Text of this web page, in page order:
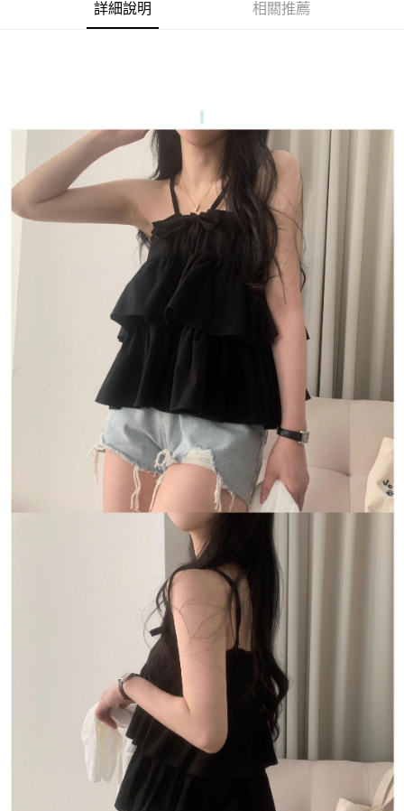
１．簡單：不需註冊會員、不需綁卡、不需儲值。
２．便利：只要手機號碼，簡訊認證，即可結帳。
３．安心：先確認商品／服務後，再付款。
【「AFTEE先享後付」結帳流程】
１．於結帳方式選擇「AFTEE先享後付」後，將跳轉至「AFTEE先享後付」
結帳頁面，進行簡訊認證並確認金額後，即可完成結帳。
２．訂單成立數日內，您將收到繳費通知簡訊。
３．收到繳費通知簡訊後14天內，點擊此簡訊中的連結，可透過四大超商／
ATM／網路銀行／等多元方式進行付款，方視為交易完成。
※ 請注意：結帳手續完成當下不需立刻繳費，但若您需要取消訂單，請聯絡
購買商品的店家。未經商家同意取消之訂單仍視為有效，需透過AFTEE先享
後付繳納相關費用。
※ 交易是否成功請以「AFTEE先享後付 」之結帳頁面顯示為準，若有關於
是否繳費成功／繳費後需取消欲退款等相關疑問，請聯繫「AFTEE先享後付
https://netprotections.freshdesk.com/support/home
１．透過由恩沛科技股份有限公司提供之「AFTEE先享後付」服務完成之交
易，需依本服務之必要範圍內提供個人資料，並將交易相關給付款項請求債
權轉讓予恩沛科技股份有限公司。
２．關於個人資料處理事宜，請瀏覽以下網址：
https://aftee.tw/terms/#terms3
３．未成年的使用者請事先徵得法定代理人或監護人之同意方可使用
「AFTEE先享後付」，若未經同意申辦者引起之損失，本公司不負相關責
４．使用「AFTEE先享後付」時，將依據個別帳號之用戶狀況，依本公司即
時審查核予不同之上限額度；若仍有額度不足之情形，本公司將視審查結果
５．嚴禁一人註冊多個帳號或使用他人資訊註冊。若發現惡意使用之情形，
恩沛科技股份有限公司將有權停止該用戶之使用額度並採取法律行動。
全家取貨付款
每筆NT$80，滿NT$1,500(含以上)免運費
付款後全家取貨
每筆NT$80，滿NT$1,500(含以上)免運費
每筆NT$80，滿NT$1,500(含以上)免運費
每筆NT$80，滿NT$1,500(含以上)免運費
離島取貨加價40
每筆NT$80，滿NT$1,500(含以上)免運費
付款後7-11取貨
每筆NT$80，滿NT$1,500(含以上)免運費
宅配
每筆NT$100，滿NT$1,500(含以上)免運費
詳細說明 相關推薦